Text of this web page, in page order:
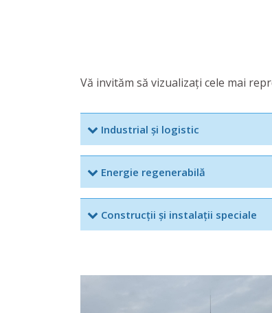
Vă invităm să vizualizați cele mai
Industrial și logistic
Energie regenerabilă
Construcții și instalații speciale